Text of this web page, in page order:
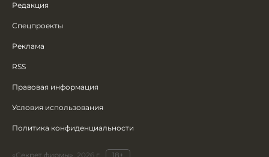
Редакция
Спецпроекты
Реклама
RSS
Правовая информация
Условия использования
Политика конфиденциальности
«Секрет фирмы», 2026 г. 18+